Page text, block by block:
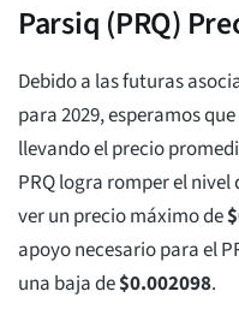
Parsiq (PRQ)
Debido a las futuras
para 2029, esperamos
llevando el precio
PRQ logra romper el
ver un precio máximo de$
apoyo necesario para el
una baja de$0.002098.